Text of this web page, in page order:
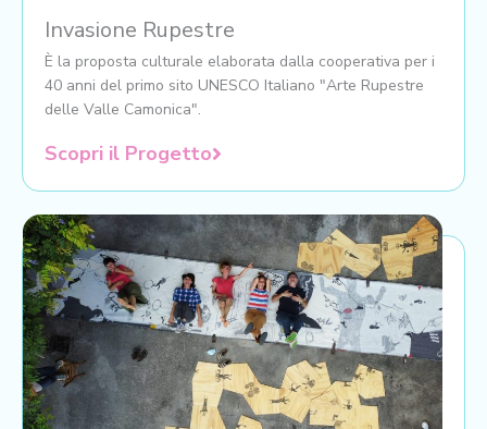
Invasione Rupestre
È la proposta culturale elaborata dalla cooperativa per i
40 anni del primo sito UNESCO Italiano "Arte Rupestre
delle Valle Camonica".
Scopri il Progetto